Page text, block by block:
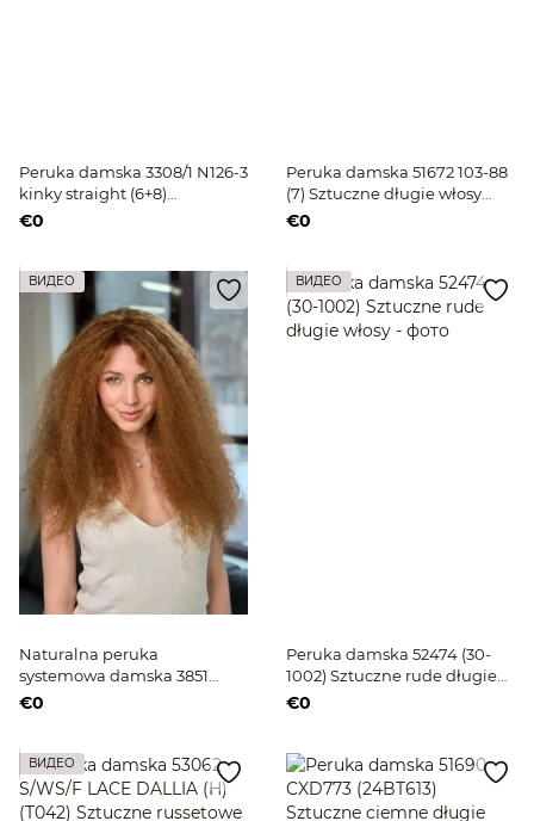
Peruka damska 3308/1 N126-3
kinky straight (6+8)
Naturalne ciemne włosy
€0
Peruka damska 51672 103-88
(7) Sztuczne długie włosy
blond
€0
ВИДЕО
Naturalna peruka
systemowa damska 3851
N304-20VI (7/4) rude długie
€0
ВИДЕО
Peruka damska 52474 (30-
1002) Sztuczne rude długie
włosy
€0
ВИДЕО